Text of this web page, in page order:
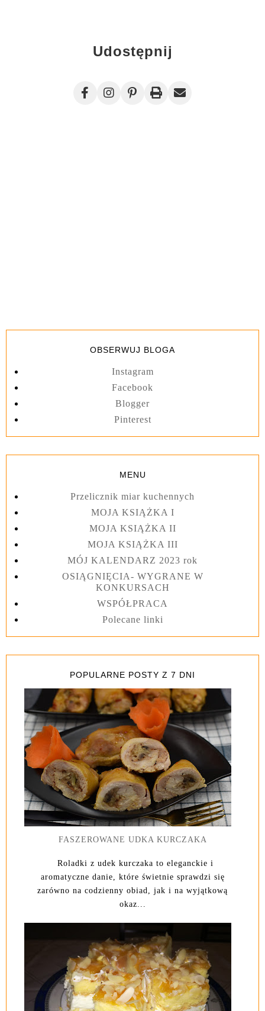
Udostępnij
OBSERWUJ BLOGA
Instagram
Facebook
Blogger
Pinterest
MENU
Przelicznik miar kuchennych
MOJA KSIĄŻKA I
MOJA KSIĄŻKA II
MOJA KSIĄŻKA III
MÓJ KALENDARZ 2023 rok
OSIĄGNIĘCIA- WYGRANE W
KONKURSACH
WSPÓŁPRACA
Polecane linki
POPULARNE POSTY Z 7 DNI
FASZEROWANE UDKA KURCZAKA
Roladki z udek kurczaka to eleganckie i
aromatyczne danie, które świetnie sprawdzi się
zarówno na codzienny obiad, jak i na wyjątkową
okaz...